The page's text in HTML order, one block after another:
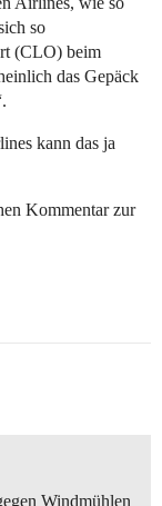
so
(CLO) beim
das Gepäck
kann das ja
Kommentar zur
Windmühlen